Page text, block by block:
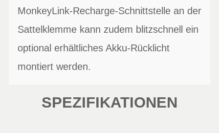
MonkeyLink-Recharge-Schnittstelle an der
Sattelklemme kann zudem blitzschnell ein
optional erhältliches Akku-Rücklicht
montiert werden.
SPEZIFIKATIONEN